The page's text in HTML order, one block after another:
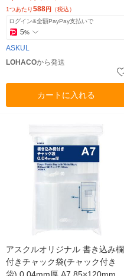
1つあたり588円 （税込）
ログイン&全額PayPay支払いで
5%
ASKUL
LOHACOから発送
カートに入れる
アスクルオリジナル 書き込み欄
付きチャック袋(チャック付き